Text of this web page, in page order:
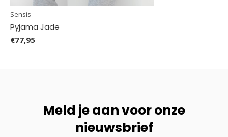
Sensis
Pyjama Jade
€77,95
Meld je aan voor onze
nieuwsbrief